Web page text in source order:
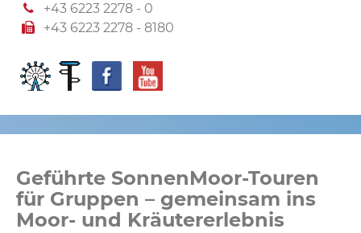
+43 6223 2278 - 0
+43 6223 2278 - 8180
Geführte SonnenMoor-Touren
für Gruppen – gemeinsam ins
Moor- und Kräutererlebnis